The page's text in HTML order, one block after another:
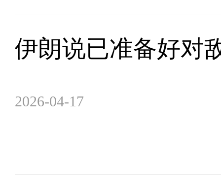
伊朗说已准备好对
2026-04-17